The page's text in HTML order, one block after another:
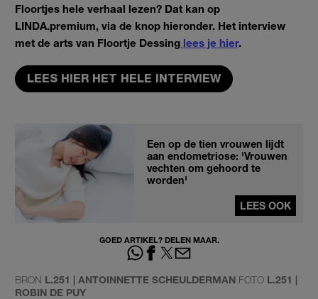
Floortjes hele verhaal lezen? Dat kan op
LINDA.premium, via de knop hieronder. Het interview
met de arts van Floortje Dessing lees je hier.
LEES HIER HET HELE INTERVIEW
Een op de tien vrouwen lijdt
aan endometriose: 'Vrouwen
vechten om gehoord te
worden'
LEES OOK
GOED ARTIKEL? DELEN MAAR.
BRON L.251 | ANTOINNETTE SCHEULDERMAN FOTO L.251 |
ROBIN DE PUY